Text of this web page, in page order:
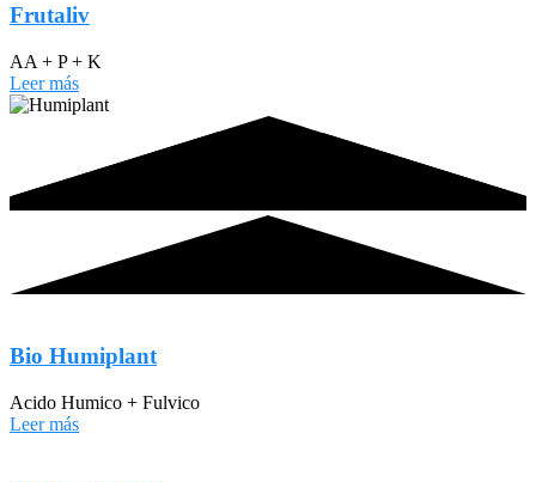
Frutaliv
AA + P + K
Leer más
Bio Humiplant
Acido Humico + Fulvico
Leer más